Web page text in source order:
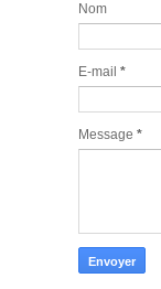
Nom
E-mail *
Message *